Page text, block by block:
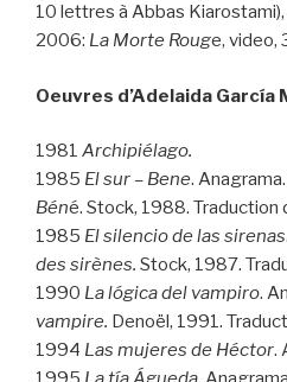
10 lettres à Abbas Kiarostami),
2006: La Morte Rouge, video,
Oeuvres d’Adelaida García
1981 Archipiélago.
1985 El sur – Bene.
Béné. Stock, 1988. Traduction
1985 El silencio de las sirenas
des sirènes. Stock, 1987.
1990 La lógica del vampiro.
vampire. Denoël, 1991.
1994 Las mujeres de Héctor.